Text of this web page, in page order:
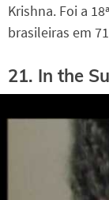
Krishna. Foi a
brasileiras em
21. In the